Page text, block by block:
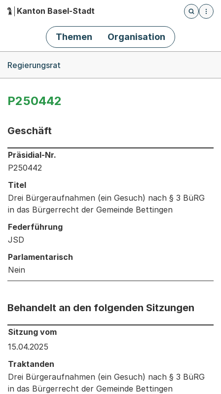
Hauptnavigation
Kanton Basel-Stadt
Öffnet
Themen Organisation
Regierungsrat
P250442
Geschäft
Informationen zum Ausgewählten Geschäft
Präsidial-Nr.
P250442
Titel
Drei Bürgeraufnahmen (ein Gesuch) nach § 3 BüRG
in das Bürgerrecht der Gemeinde Bettingen
Federführung
JSD
Parlamentarisch
Nein
Behandelt an den folgenden Sitzungen
Behandelt an den folgenden Sitzungen: Informationen
Sitzung vom
15.04.2025
Traktanden
Drei Bürgeraufnahmen (ein Gesuch) nach § 3 BüRG
in das Bürgerrecht der Gemeinde Bettingen